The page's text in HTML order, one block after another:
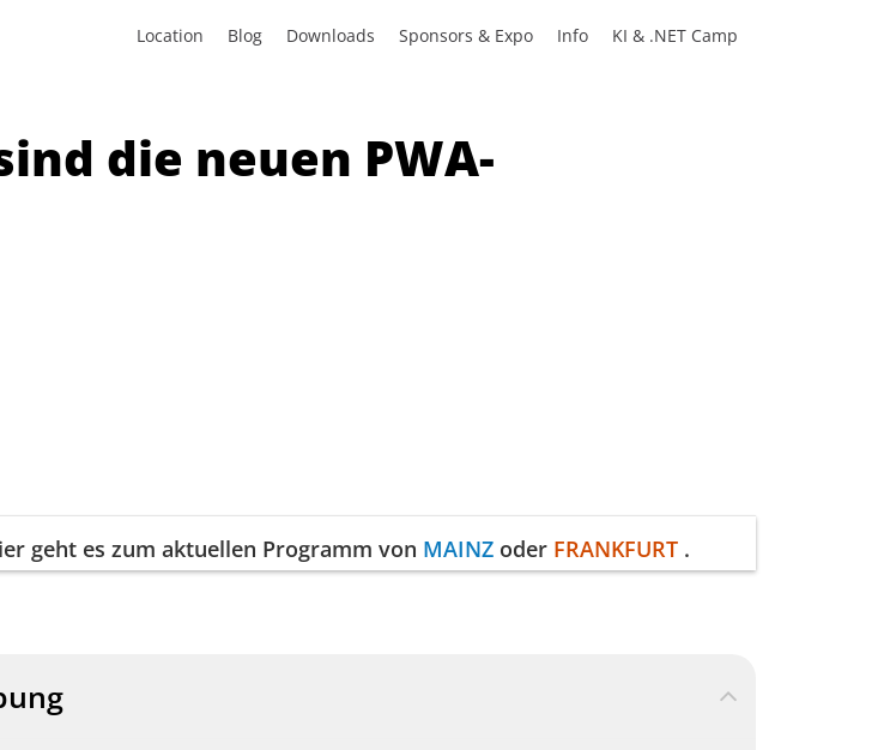
Location Blog Downloads Sponsors & Expo Info KI & .NET Camp
die neuen PWA-
geht es zum aktuellen Programm von MAINZ oder FRANKFURT .